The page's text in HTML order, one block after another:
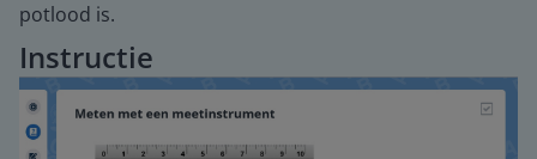
potlood is.
Instructie